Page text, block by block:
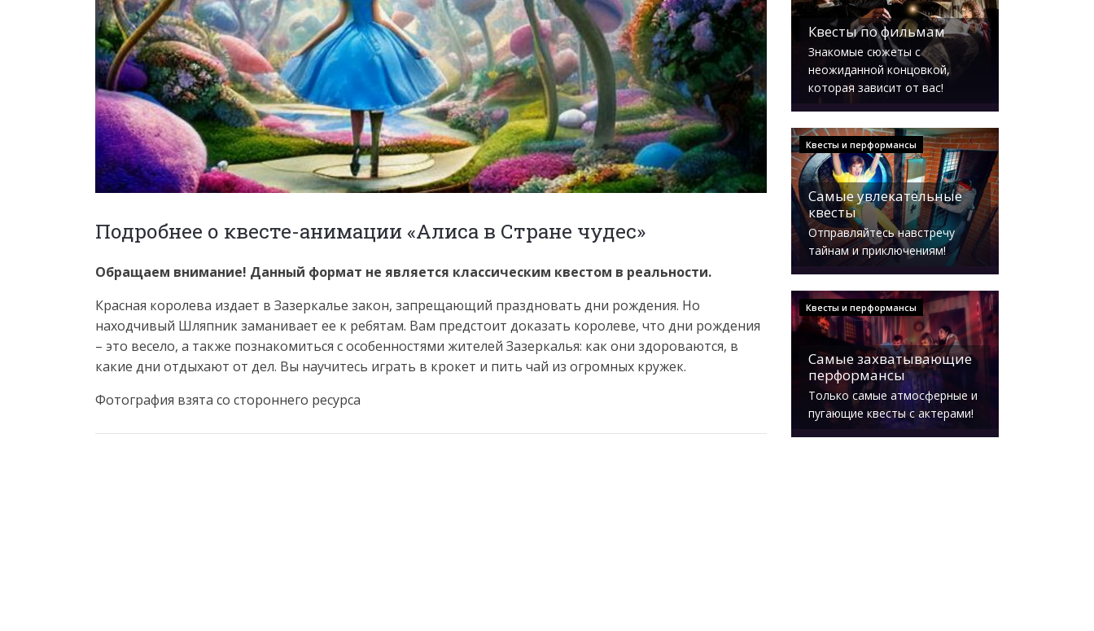
Подробнее о квесте-анимации «Алиса в Стране чудес»
Обращаем внимание! Данный формат не является классическим квестом в реальности.
Красная королева издает в Зазеркалье закон, запрещающий праздновать дни рождения. Но
находчивый Шляпник заманивает ее к ребятам. Вам предстоит доказать королеве, что дни рождения
– это весело, а также познакомиться с особенностями жителей Зазеркалья: как они здороваются, в
какие дни отдыхают от дел. Вы научитесь играть в крокет и пить чай из огромных кружек.
Фотография взята со стороннего ресурса
Квесты по фильмам
Знакомые сюжеты с
неожиданной концовкой,
которая зависит от вас!
Квесты и перформансы
Самые увлекательные
квесты
Отправляйтесь навстречу
тайнам и приключениям!
Квесты и перформансы
Самые захватывающие
перформансы
Только самые атмосферные и
пугающие квесты с актерами!